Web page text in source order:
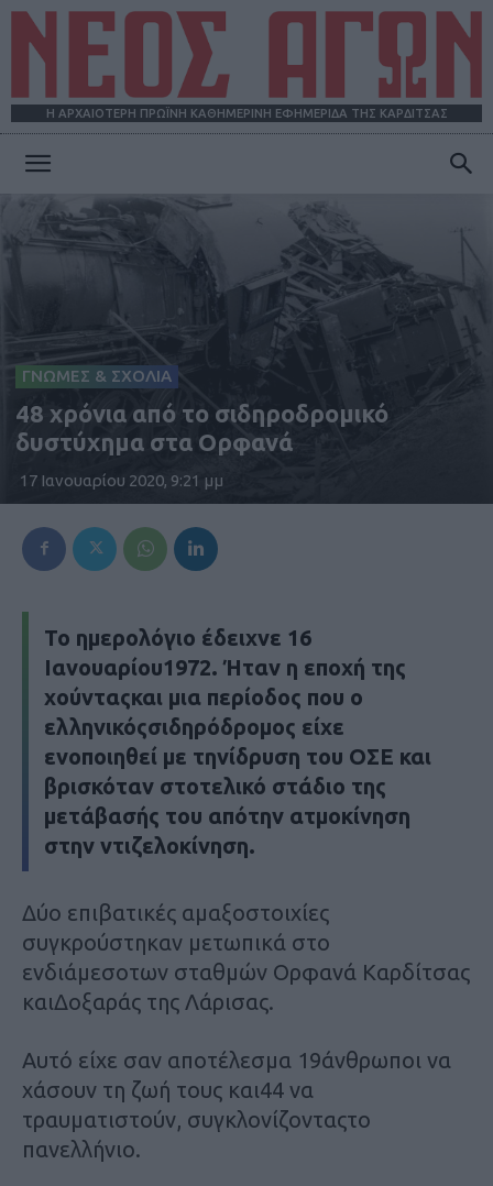
Η ΑΡΧΑΙΟΤΕΡΗ ΠΡΩΪΝΗ ΚΑΘΗΜΕΡΙΝΗ ΕΦΗΜΕΡΙΔΑ ΤΗΣ ΚΑΡΔΙΤΣΑΣ
ΑΓΩΝ
ΓΝΩΜΕΣ & ΣΧΟΛΙΑ
48 χρόνια από το σιδηροδρομικό
δυστύχημα στα Ορφανά
17 Ιανουαρίου 2020, 9:21 μμ
Το ημερολόγιο έδειχνε 16
Ιανουαρίου1972. Ήταν η εποχή της
χούνταςκαι μια περίοδος που ο
ελληνικόςσιδηρόδρομος είχε
ενοποιηθεί με τηνίδρυση του ΟΣΕ και
βρισκόταν στοτελικό στάδιο της
μετάβασής του απότην ατμοκίνηση
στην ντιζελοκίνηση.
Δύο επιβατικές αμαξοστοιχίες
συγκρούστηκαν μετωπικά στο
ενδιάμεσοτων σταθμών Ορφανά Καρδίτσας
καιΔοξαράς της Λάρισας.
Αυτό είχε σαν αποτέλεσμα 19άνθρωποι να
χάσουν τη ζωή τους και44 να
τραυματιστούν, συγκλονίζονταςτο
πανελλήνιο.